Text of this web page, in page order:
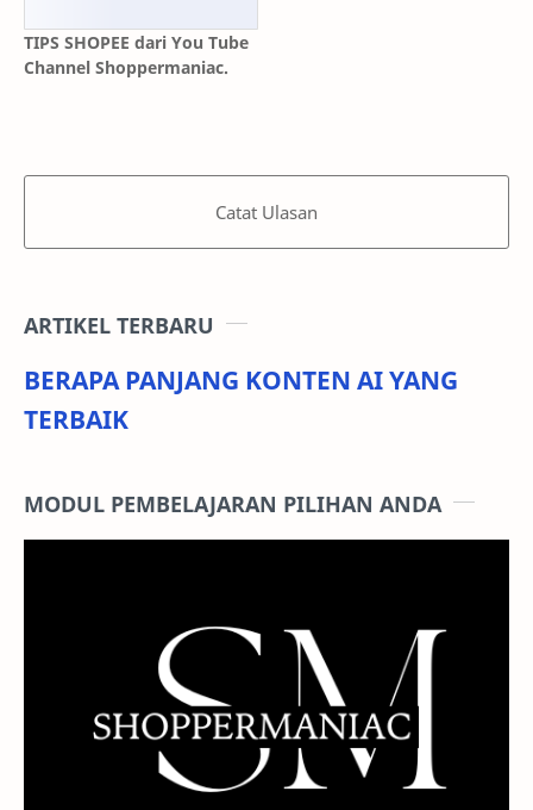
TIPS SHOPEE dari You Tube
Channel Shoppermaniac.
Catat Ulasan
ARTIKEL TERBARU
BERAPA PANJANG KONTEN AI YANG
TERBAIK
MODUL PEMBELAJARAN PILIHAN ANDA